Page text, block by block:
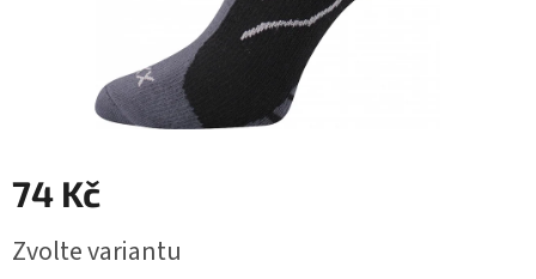
74 Kč
cena:
Zvolte variantu